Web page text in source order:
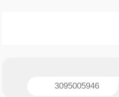
3095005946